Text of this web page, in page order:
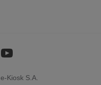
e-Kiosk S.A.